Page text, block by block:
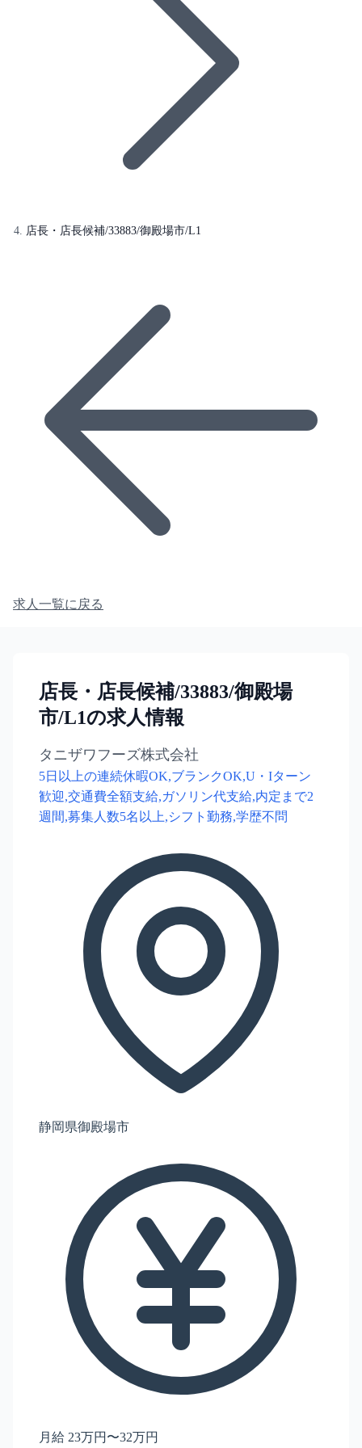
店長・店長候補/33883/御殿場市/L1
求人一覧に戻る
店長・店長候補/33883/御殿場
市/L1の求人情報
タニザワフーズ株式会社
5日以上の連続休暇OK,ブランクOK,U・Iターン
歓迎,交通費全額支給,ガソリン代支給,内定まで2
週間,募集人数5名以上,シフト勤務,学歴不問
静岡県御殿場市
月給 23万円〜32万円